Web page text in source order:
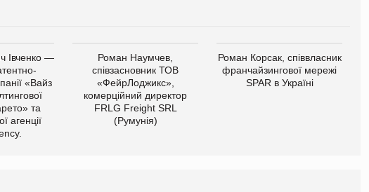
Івченко —
«Вайз
та
агенції
Роман Наумчев,
співзасновник ТОВ
«ФейрЛоджикс»,
комерційний директор
FRLG Freight SRL
(Румунія)
Роман Корсак, співвласник
франчайзингової мережі
SPAR в Україні